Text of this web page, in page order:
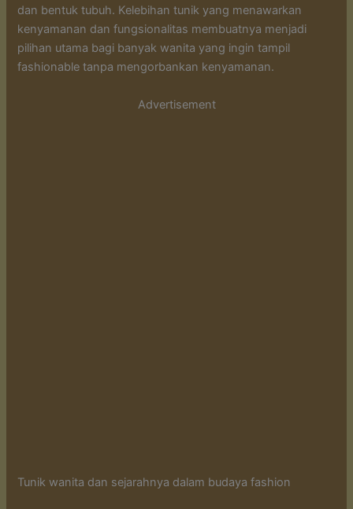
dan bentuk tubuh. Kelebihan tunik yang menawarkan
kenyamanan dan fungsionalitas membuatnya menjadi
pilihan utama bagi banyak wanita yang ingin tampil
fashionable tanpa mengorbankan kenyamanan.
Advertisement
Tunik wanita dan sejarahnya dalam budaya fashion